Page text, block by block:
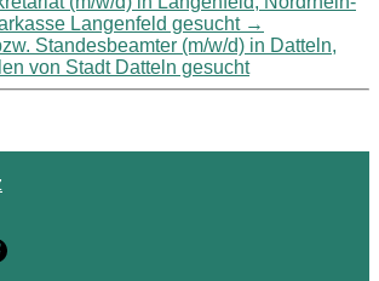
Langenfeld gesucht →
Standesbeamter (m/w/d) in Datteln,
von Stadt Datteln gesucht